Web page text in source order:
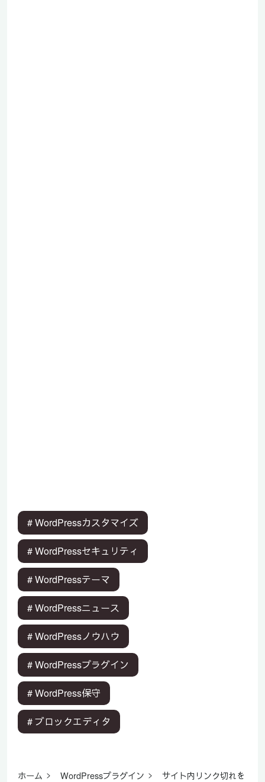
# WordPressカスタマイズ
# WordPressセキュリティ
# WordPressテーマ
# WordPressニュース
# WordPressノウハウ
# WordPressプラグイン
# WordPress保守
# ブロックエディタ
ホーム WordPressプラグイン
サイト内リンク切れを